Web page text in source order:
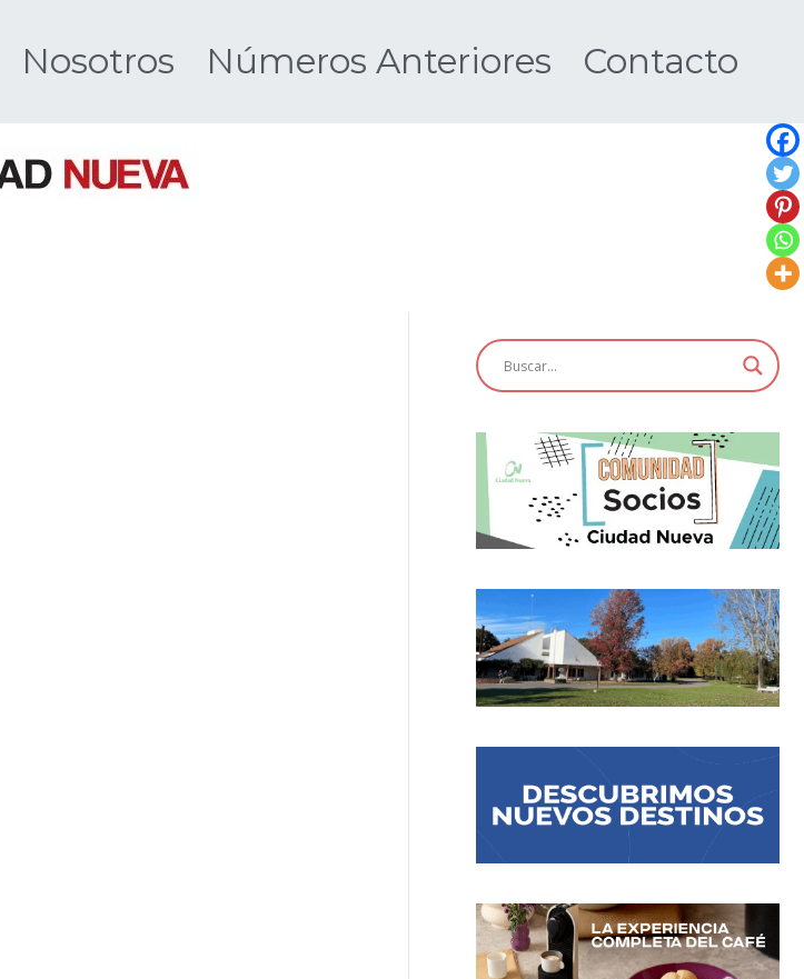
Nosotros Números Anteriores Contacto